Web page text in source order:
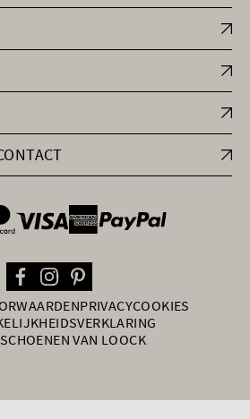
PRIVACYCOOKIES
VAN LOOCK